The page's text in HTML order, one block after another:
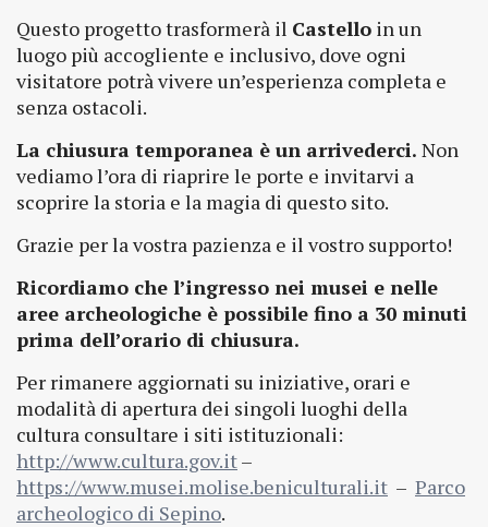
Questo progetto trasformerà il Castello in un
luogo più accogliente e inclusivo, dove ogni
visitatore potrà vivere un’esperienza completa e
senza ostacoli.
La chiusura temporanea è un arrivederci. Non
vediamo l’ora di riaprire le porte e invitarvi a
scoprire la storia e la magia di questo sito.
Grazie per la vostra pazienza e il vostro supporto!
Ricordiamo che l’ingresso nei musei e nelle
aree archeologiche è possibile fino a 30 minuti
prima dell’orario di chiusura.
Per rimanere aggiornati su iniziative, orari e
modalità di apertura dei singoli luoghi della
cultura consultare i siti istituzionali:
http://www.cultura.gov.it–
https://www.musei.molise.beniculturali.it – Parco
archeologico di Sepino.